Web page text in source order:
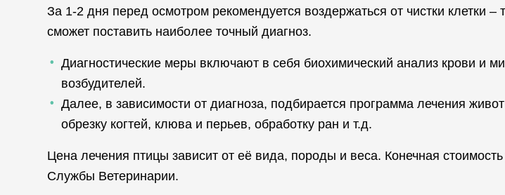
За 1-2 дня перед осмотром рекомендуется воздержаться от чистки клетки
сможет поставить наиболее точный диагноз.
Диагностические меры включают в себя биохимический анализ крови и
возбудителей.
Далее, в зависимости от диагноза, подбирается программа лечения
обрезку когтей, клюва и перьев, обработку ран и т.д.
Цена лечения птицы зависит от её вида, породы и веса. Конечная
Службы Ветеринарии.